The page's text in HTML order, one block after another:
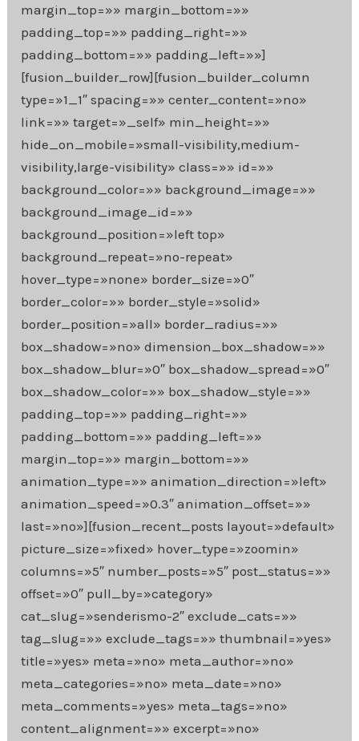
margin_top=»» margin_bottom=»»
padding_top=»» padding_right=»»
padding_bottom=»» padding_left=»»]
[fusion_builder_row][fusion_builder_column
type=»1_1″ spacing=»» center_content=»no»
link=»» target=»_self» min_height=»»
hide_on_mobile=»small-visibility,medium-
visibility,large-visibility» class=»» id=»»
background_color=»» background_image=»»
background_image_id=»»
background_position=»left top»
background_repeat=»no-repeat»
hover_type=»none» border_size=»0″
border_color=»» border_style=»solid»
border_position=»all» border_radius=»»
box_shadow=»no» dimension_box_shadow=»»
box_shadow_blur=»0″ box_shadow_spread=»0″
box_shadow_color=»» box_shadow_style=»»
padding_top=»» padding_right=»»
padding_bottom=»» padding_left=»»
margin_top=»» margin_bottom=»»
animation_type=»» animation_direction=»left»
animation_speed=»0.3″ animation_offset=»»
last=»no»][fusion_recent_posts layout=»default»
picture_size=»fixed» hover_type=»zoomin»
columns=»5″ number_posts=»5″ post_status=»»
offset=»0″ pull_by=»category»
cat_slug=»senderismo-2″ exclude_cats=»»
tag_slug=»» exclude_tags=»» thumbnail=»yes»
title=»yes» meta=»no» meta_author=»no»
meta_categories=»no» meta_date=»no»
meta_comments=»yes» meta_tags=»no»
content_alignment=»» excerpt=»no»